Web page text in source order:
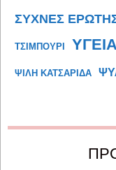
ΣΥΧΝΕΣ
ΤΣΙΜΠΟΥΡΙ
ΨΙΛΗ ΚΑΤΣΑΡΙΔΑ